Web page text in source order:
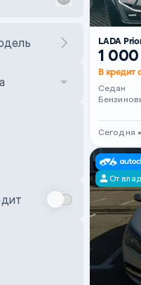
LADA
1
В кредит
Седан
Сегодня
От